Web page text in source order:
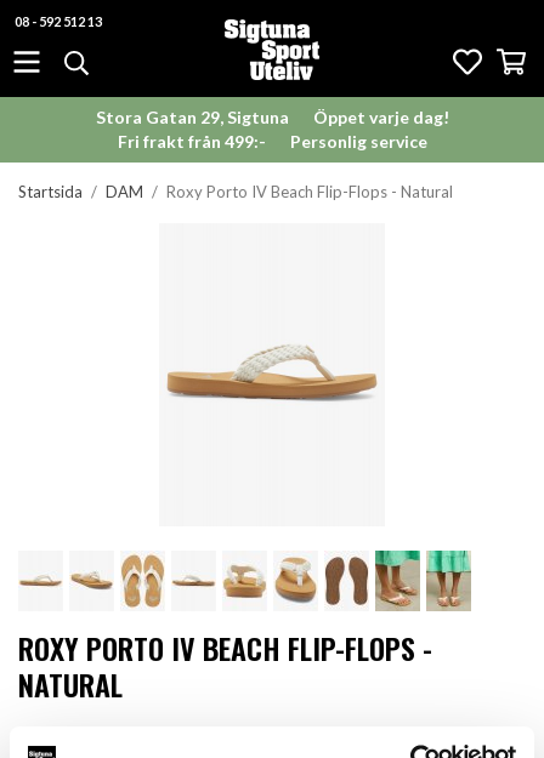
08 - 592 512 13
Stora Gatan 29, Sigtuna
Öppet varje dag!
Fri frakt från 499:-
Personlig service
Startsida / DAM / Roxy Porto IV Beach Flip-Flops - Natural
ROXY PORTO IV BEACH FLIP-FLOPS -
NATURAL
349 KR